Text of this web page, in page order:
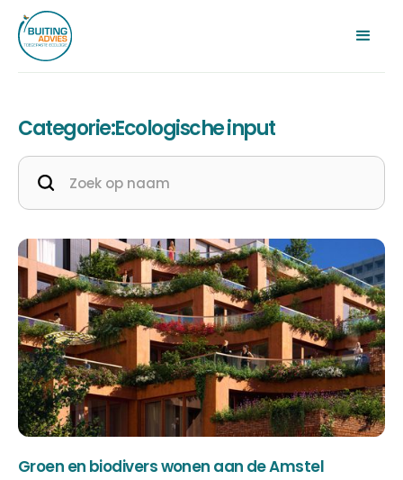
Categorie:Ecologische input
Groen en biodivers wonen aan de Amstel